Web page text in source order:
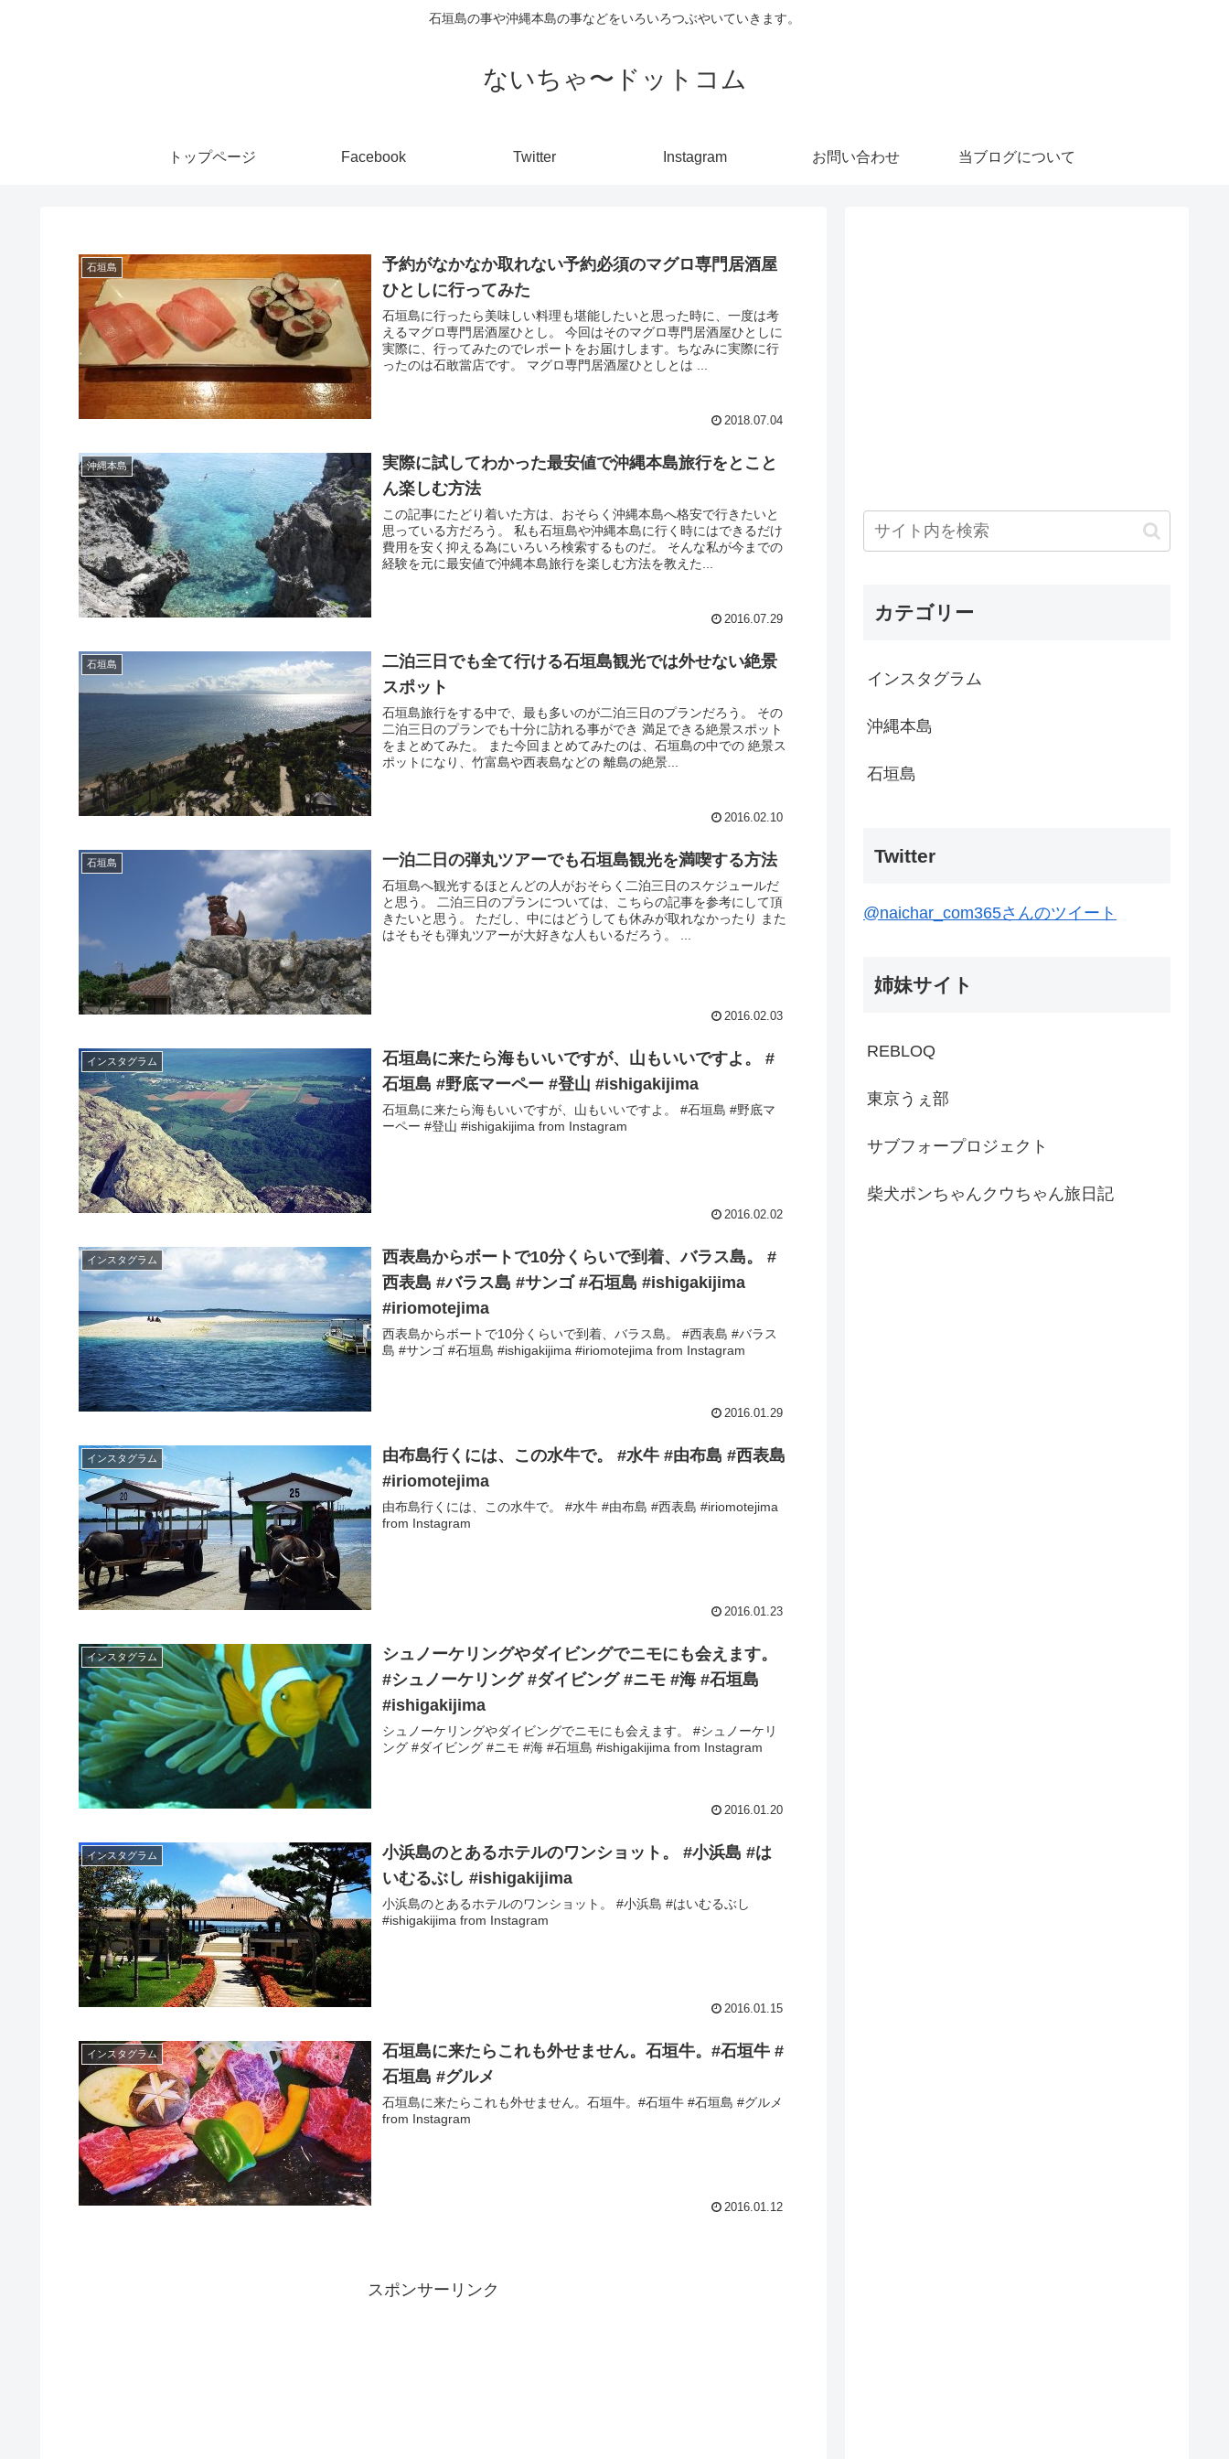
石垣島の事や沖縄本島の事などをいろいろつぶやいていきます。
ないちゃ〜ドットコム
トップページ Facebook Twitter Instagram お問い合わせ 当ブログについて
石垣島
予約がなかなか取れない予約必須のマグロ専門居酒屋
ひとしに行ってみた
石垣島に行ったら美味しい料理も堪能したいと思った時に、一度は考
えるマグロ専門居酒屋ひとし。 今回はそのマグロ専門居酒屋ひとしに
実際に、行ってみたのでレポートをお届けします。ちなみに実際に行
ったのは石敢當店です。 マグロ専門居酒屋ひとしとは ...
2018.07.04
沖縄本島
実際に試してわかった最安値で沖縄本島旅行をとこと
ん楽しむ方法
この記事にたどり着いた方は、おそらく沖縄本島へ格安で行きたいと
思っている方だろう。 私も石垣島や沖縄本島に行く時にはできるだけ
費用を安く抑える為にいろいろ検索するものだ。 そんな私が今までの
経験を元に最安値で沖縄本島旅行を楽しむ方法を教えた...
2016.07.29
石垣島
二泊三日でも全て行ける石垣島観光では外せない絶景
スポット
石垣島旅行をする中で、最も多いのが二泊三日のプランだろう。 その
二泊三日のプランでも十分に訪れる事ができ 満足できる絶景スポット
をまとめてみた。 また今回まとめてみたのは、石垣島の中での 絶景ス
ポットになり、竹富島や西表島などの 離島の絶景...
2016.02.10
石垣島 一泊二日の弾丸ツアーでも石垣島観光を満喫する方法
石垣島へ観光するほとんどの人がおそらく二泊三日のスケジュールだ
と思う。 二泊三日のプランについては、こちらの記事を参考にして頂
きたいと思う。 ただし、中にはどうしても休みが取れなかったり また
はそもそも弾丸ツアーが大好きな人もいるだろう。 ...
2016.02.03
インスタグラム
石垣島に来たら海もいいですが、山もいいですよ。 #
石垣島 #野底マーペー #登山 #ishigakijima
石垣島に来たら海もいいですが、山もいいですよ。 #石垣島 #野底マ
ーペー #登山 #ishigakijima from Instagram
2016.02.02
インスタグラム
西表島からボートで10分くらいで到着、バラス島。 #
西表島 #バラス島 #サンゴ #石垣島 #ishigakijima
#iriomotejima
西表島からボートで10分くらいで到着、バラス島。 #西表島 #バラス
島 #サンゴ #石垣島 #ishigakijima #iriomotejima from Instagram
2016.01.29
インスタグラム
由布島行くには、この水牛で。 #水牛 #由布島 #西表島
#iriomotejima
由布島行くには、この水牛で。 #水牛 #由布島 #西表島 #iriomotejima
from Instagram
2016.01.23
インスタグラム
シュノーケリングやダイビングでニモにも会えます。
#シュノーケリング #ダイビング #ニモ #海 #石垣島
#ishigakijima
シュノーケリングやダイビングでニモにも会えます。 #シュノーケリ
ング #ダイビング #ニモ #海 #石垣島 #ishigakijima from Instagram
2016.01.20
インスタグラム
小浜島のとあるホテルのワンショット。 #小浜島 #は
いむるぶし #ishigakijima
小浜島のとあるホテルのワンショット。 #小浜島 #はいむるぶし
#ishigakijima from Instagram
2016.01.15
インスタグラム
石垣島に来たらこれも外せません。石垣牛。#石垣牛 #
石垣島 #グルメ
石垣島に来たらこれも外せません。石垣牛。#石垣牛 #石垣島 #グルメ
from Instagram
2016.01.12
スポンサーリンク
カテゴリー
インスタグラム
沖縄本島
石垣島
Twitter
@naichar_com365さんのツイート
姉妹サイト
REBLOQ
東京うぇ部
サブフォープロジェクト
柴犬ポンちゃんクウちゃん旅日記